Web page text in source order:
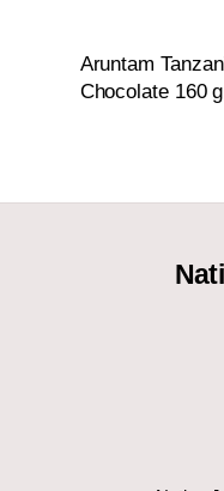
Aruntam
Chocolate 160 g